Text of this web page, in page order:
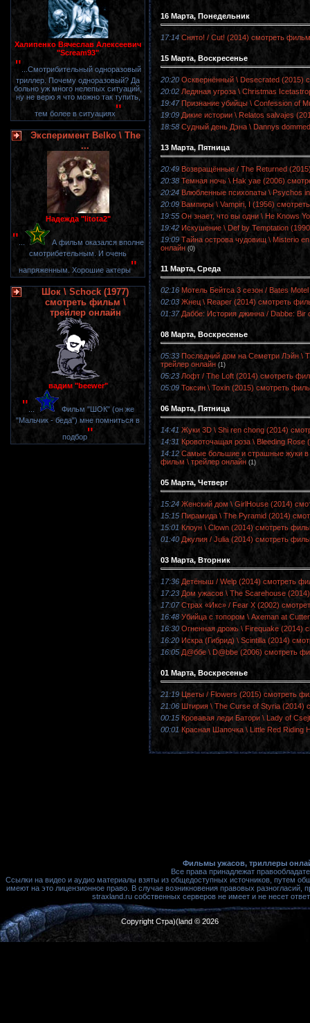
Халипенко Вячеслав Алексеевич
"Scream93"
" ...Смотрибительный одноразовый
триллер. Почему одноразовый? Да
больно уж много нелепых ситуаций,
ну не верю я что можно так тупить,
тем более в ситуациях"
Эксперимент Belko \ The
...
Надежда "litota2"
"
А фильм оказался вполне
смотрибетельным. И очень
напряженным. Хорошие актеры"
Шок \ Schock (1977)
смотреть фильм \
трейлер онлайн
вадим "beewer"
"
Фильм "ШОК" (он же
"Мальчик - беда") мне помниться в
подбор"
16 Марта, Понедельник
17:14 Снято! / Cut! (2014) смотреть
15 Марта, Воскресенье
20:20 Осквернённый \ Desecrated (2015)
20:02 Ледяная угроза \ Christmas
19:47 Признание убийцы \ Confession of
19:09 Дикие истории \ Relatos salvajes
18:58 Судный день Дэна \ Dannys
13 Марта, Пятница
20:49 Возвращённые / The Returned
20:38 Темная ночь \ Hak yae (2006)
20:24 Влюбленные психопаты \ Psychos
20:09 Вампиры \ Vampiri, I (1956)
19:55 Он знает, что вы одни \ He Knows
19:42 Искушение \ Def by Temptation
19:09 Тайна острова чудовищ \ Misterio
онлайн (0)
11 Марта, Среда
02:16 Мотель Бейтса 3 сезон / Bates
02:03 Жнец \ Reaper (2014) смотреть
01:37 Даббе: История джинна / Dabbe:
08 Марта, Воскресенье
05:33 Последний дом на Семетри Лэйн \
трейлер онлайн (1)
05:23 Лофт / The Loft (2014) смотреть
05:09 Токсин \ Toxin (2015) смотреть
06 Марта, Пятница
14:41 Жуки 3D \ Shi ren chong (2014)
14:31 Кровоточащая роза \ Bleeding
14:12 Самые большие и страшные жуки в
фильм \ трейлер онлайн (1)
05 Марта, Четверг
15:24 Женский дом \ GirlHouse (2014)
15:15 Пирамида \ The Pyramid (2014)
15:01 Клоун \ Clown (2014) смотреть
01:40 Джулия / Julia (2014) смотреть
03 Марта, Вторник
17:36 Детёныш / Welp (2014) смотреть
17:23 Дом ужасов \ The Scarehouse
17:07 Страх «Икс» / Fear X (2002)
16:48 Убийца с топором \ Axeman at
16:30 Огненная дрожь \ Firequake (2014)
16:20 Искра (Гибрид) \ Scintilla (2014)
16:05 Д@ббе \ D@bbe (2006) смотреть
01 Марта, Воскресенье
21:19 Цветы / Flowers (2015) смотреть
21:06 Штирия \ The Curse of Styria (2014)
00:15 Кровавая леди Батори \ Lady of
00:01 Красная Шапочка \ Little Red Riding
Фильмы ужасов, триллеры
Все права принадлежат
Ссылки на видео и аудио материалы взяты из общедоступных источников, путем
имеют на это лицензионное право. В случае возникновения правовых
straxland.ru собственных серверов не имеет и не несет
Copyright Стра)(land © 2026